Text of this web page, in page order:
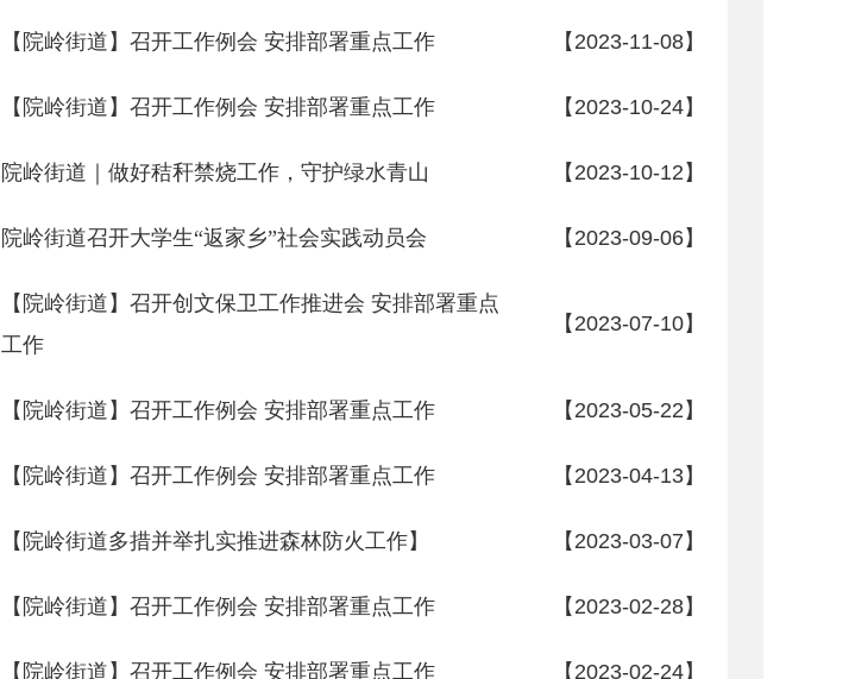
【院岭街道】召开工作例会 安排部署重点工作 【2023-11-08】
【院岭街道】召开工作例会 安排部署重点工作 【2023-10-24】
院岭街道｜做好秸秆禁烧工作，守护绿水青山 【2023-10-12】
院岭街道召开大学生“返家乡”社会实践动员会 【2023-09-06】
【院岭街道】召开创文保卫工作推进会 安排部署重点
工作
【2023-07-10】
【院岭街道】召开工作例会 安排部署重点工作 【2023-05-22】
【院岭街道】召开工作例会 安排部署重点工作 【2023-04-13】
【院岭街道多措并举扎实推进森林防火工作】 【2023-03-07】
【院岭街道】召开工作例会 安排部署重点工作 【2023-02-28】
【院岭街道】召开工作例会 安排部署重点工作 【2023-02-24】